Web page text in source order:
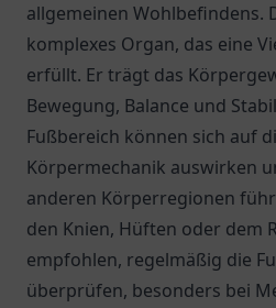
allgemeinen Wohlbefindens.
komplexes Organ, das eine
erfüllt. Er trägt das
Bewegung, Balance und
Fußbereich können sich auf
Körpermechanik auswirken
anderen Körperregionen
den Knien, Hüften oder dem
empfohlen, regelmäßig die
überprüfen, besonders bei